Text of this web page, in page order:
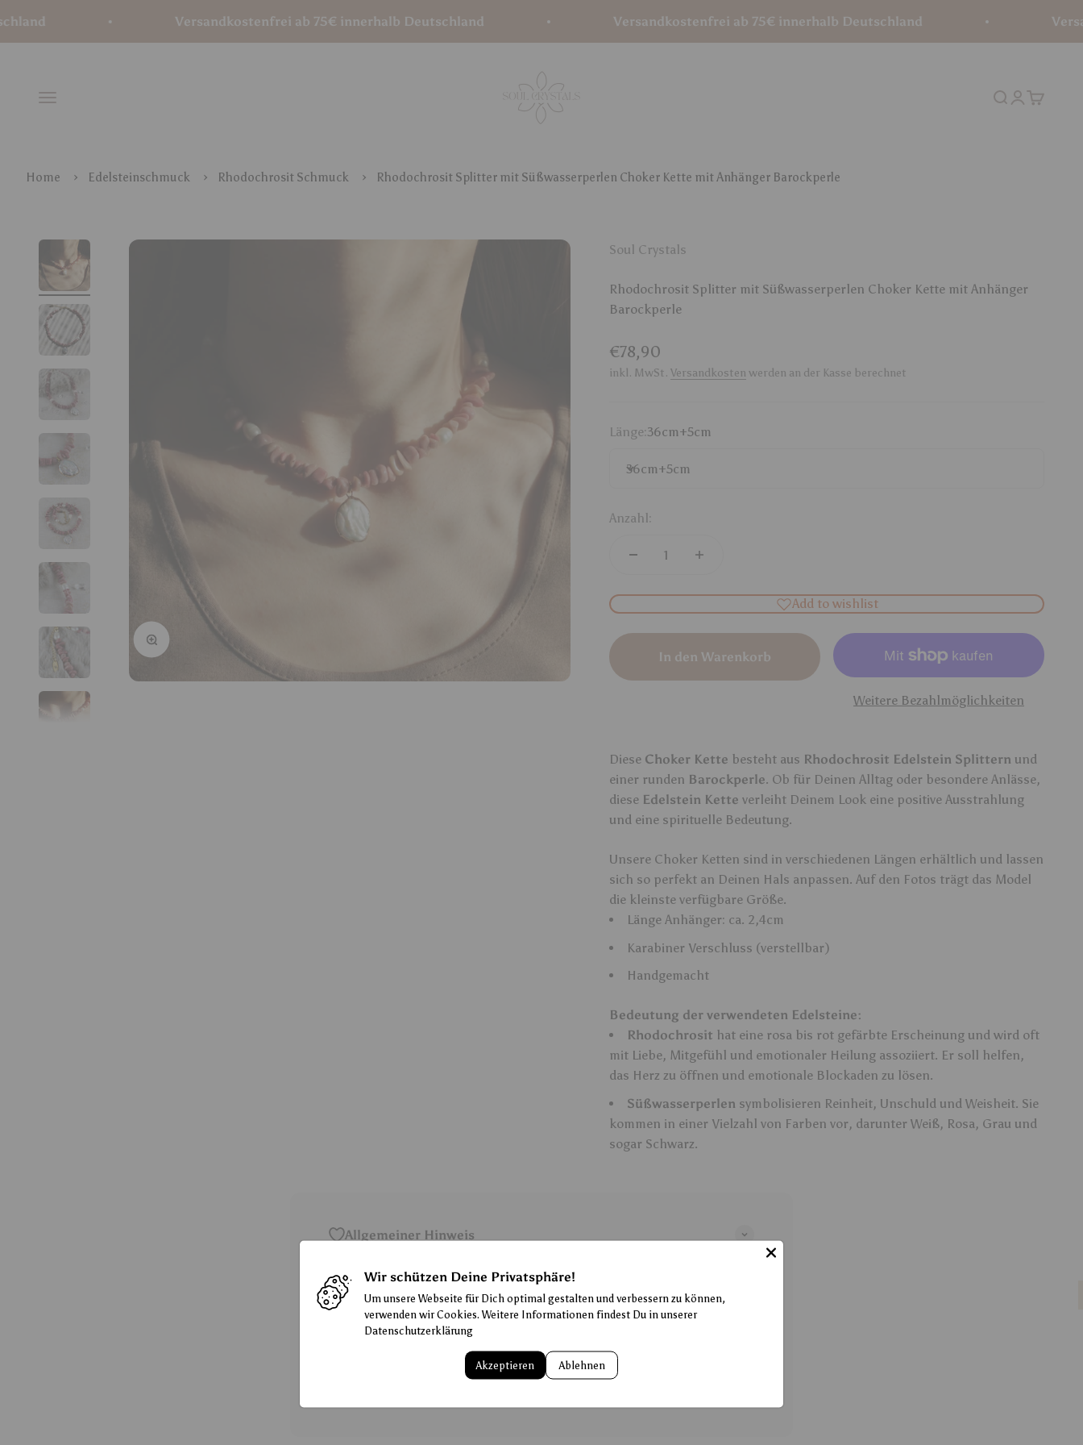
Versandkostenfrei ab 75€ innerhalb Deutschland Versandkostenfrei ab 75€ innerhalb Deutschland
Menü
Soul Crystals
SucheAnmelden
Home Edelsteinschmuck Rhodochrosit Schmuck Rhodochrosit Splitter mit Süßwasserperlen Choker Kette mit Anhänger Barockperle
Bild vergrößern
Soul Crystals
Rhodochrosit Splitter mit Süßwasserperlen Choker Kette mit Anhänger
Barockperle
Angebot
€78,90
inkl. MwSt. Versandkosten werden an der Kasse berechnet
Länge:36cm+5cm
36cm+5cm
Anzahl:
Add to wishlist
In den Warenkorb
Weitere Bezahlmöglichkeiten
Diese Choker Kette besteht aus Rhodochrosit Edelstein Splittern und
einer runden Barockperle. Ob für Deinen Alltag oder besondere Anlässe,
diese Edelstein Kette verleiht Deinem Look eine positive Ausstrahlung
und eine spirituelle Bedeutung.
Unsere Choker Ketten sind in verschiedenen Längen erhältlich und lassen
sich so perfekt an Deinen Hals anpassen. Auf den Fotos trägt das Model
die kleinste verfügbare Größe.
Länge Anhänger: ca. 2,4cm
Karabiner Verschluss (verstellbar)
Handgemacht
Bedeutung der verwendeten Edelsteine:
Rhodochrosit hat eine rosa bis rot gefärbte Erscheinung und wird oft
mit Liebe, Mitgefühl und emotionaler Heilung assoziiert. Er soll helfen,
das Herz zu öffnen und emotionale Blockaden zu lösen.
Süßwasserperlen symbolisieren Reinheit, Unschuld und Weisheit. Sie
kommen in einer Vielzahl von Farben vor, darunter Weiß, Rosa, Grau und
sogar Schwarz.
Allgemeiner Hinweis
Shipping/Versand
14 Tage Rückgabegarantie
Wir schützen Deine Privatsphäre!
Um unsere Webseite für Dich optimal gestalten und verbessern zu können,
verwenden wir Cookies. Weitere Informationen findest Du in unserer
Datenschutzerklärung
Akzeptieren Ablehnen